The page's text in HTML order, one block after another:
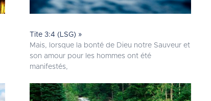
Tite 3:4 (LSG) »
Mais, lorsque la bonté de Dieu notre Sauveur et
son amour pour les hommes ont été
manifestés,